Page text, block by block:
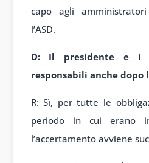
capo agli
l’ASD.
D: Il presidente e i
responsabili anche dopo
R: Sì, per tutte le
periodo in cui erano
l’accertamento avviene